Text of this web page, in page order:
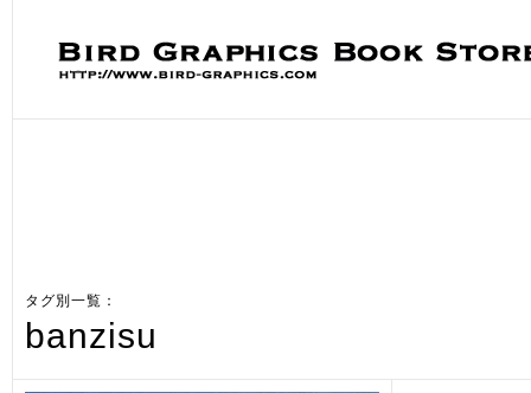
タグ別一覧：
banzisu